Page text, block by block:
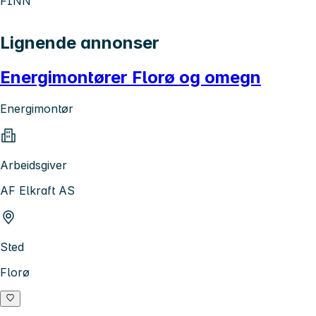
Lignende annonser
Energimontører Florø og omegn
Energimontør
Arbeidsgiver
AF Elkraft AS
Sted
Florø